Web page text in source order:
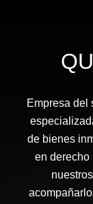
Empresa del
de bienes
en derecho